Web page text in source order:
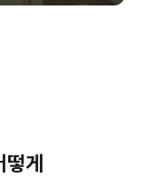
게